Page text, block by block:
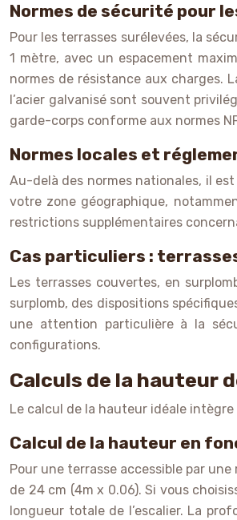
Normes de sécurité pour
Pour les terrasses surélevées, la
1 mètre, avec un espacement
normes de résistance aux charges.
l’acier galvanisé sont souvent
garde-corps conforme aux normes
Normes locales et
Au-delà des normes nationales, il
votre zone géographique,
restrictions supplémentaires
Cas particuliers :
Les terrasses couvertes, en
surplomb, des dispositions
une attention particulière à la
configurations.
Calculs de la hauteur
Le calcul de la hauteur idéale
Calcul de la hauteur en
Pour une terrasse accessible par
de 24 cm (4m x 0.06). Si vous
longueur totale de l’escalier. La